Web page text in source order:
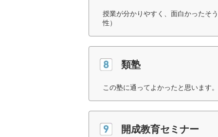
授業が分かりやすく、面白かったそ
性）
類塾
この塾に通ってよかったと思います
開成教育セミナー